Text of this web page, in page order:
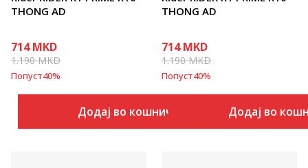
THONG AD
714 MKD
1.190MKD
Попуст40%
Додај во кошничка
THONG AD
714 MKD
1.190MKD
Попуст40%
Додај во